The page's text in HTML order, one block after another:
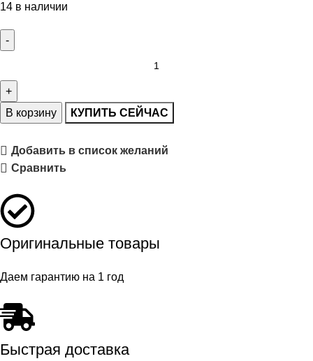
14 в наличии
В корзину КУПИТЬ СЕЙЧАС
Добавить в список желаний
Сравнить
Оригинальные товары
Даем гарантию на 1 год
Быстрая доставка